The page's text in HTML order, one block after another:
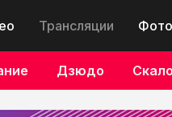
Трансляции Фото
Дзюдо